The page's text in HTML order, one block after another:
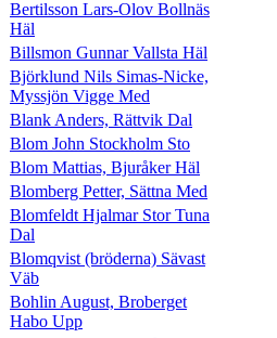
Bertilsson Lars-Olov Bollnäs
Häl
Billsmon Gunnar Vallsta Häl
Björklund Nils Simas-Nicke,
Myssjön Vigge Med
Blank Anders, Rättvik Dal
Blom John Stockholm Sto
Blom Mattias, Bjuråker Häl
Blomberg Petter, Sättna Med
Blomfeldt Hjalmar Stor Tuna
Dal
Blomqvist (bröderna) Sävast
Väb
Bohlin August, Broberget
Habo Upp